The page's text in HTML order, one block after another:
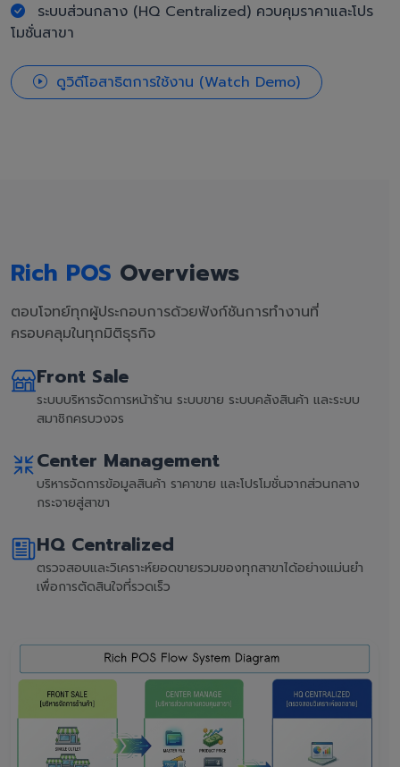
ระบบส่วนกลาง (HQ Centralized) ควบคุมราคาและโปร
โมชั่นสาขา
ดูวิดีโอสาธิตการใช้งาน (Watch Demo)
Rich POS Overviews
ตอบโจทย์ทุกผู้ประกอบการด้วยฟังก์ชันการทำงานที่
ครอบคลุมในทุกมิติธุรกิจ
Front Sale
ระบบบริหารจัดการหน้าร้าน ระบบขาย ระบบคลังสินค้า และระบบ
สมาชิกครบวงจร
Center Management
บริหารจัดการข้อมูลสินค้า ราคาขาย และโปรโมชั่นจากส่วนกลาง
กระจายสู่สาขา
HQ Centralized
ตรวจสอบและวิเคราะห์ยอดขายรวมของทุกสาขาได้อย่างแม่นยำ
เพื่อการตัดสินใจที่รวดเร็ว